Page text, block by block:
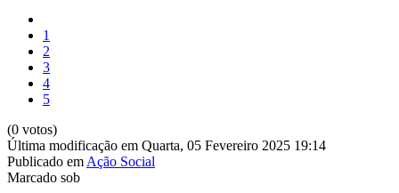
1
2
3
4
5
(0 votos)
Última modificação em Quarta, 05 Fevereiro 2025 19:14
Publicado em Ação Social
Marcado sob